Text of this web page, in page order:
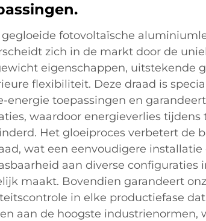
gegloeide fotovoltaïsche
zich in de markt door de
eigenschappen, uitstekende
flexibiliteit. Deze draad is
energie toepassingen en
waardoor energieverlies
Het gloeiproces verbetert de
wat een eenvoudigere installatie
aan diverse configuraties
maakt. Bovendien garandeert
in elke productiefase
aan de hoogste industrienormen,